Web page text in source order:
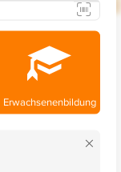
Erwachsenenbildung
×